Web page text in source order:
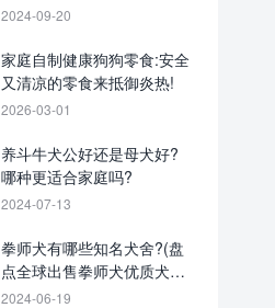
2024-09-20
家庭自制健康狗狗零食:安全
又清凉的零食来抵御炎热!
2026-03-01
养斗牛犬公好还是母犬好?
哪种更适合家庭吗?
2024-07-13
拳师犬有哪些知名犬舍?(盘
点全球出售拳师犬优质犬舍
名单)
2024-06-19